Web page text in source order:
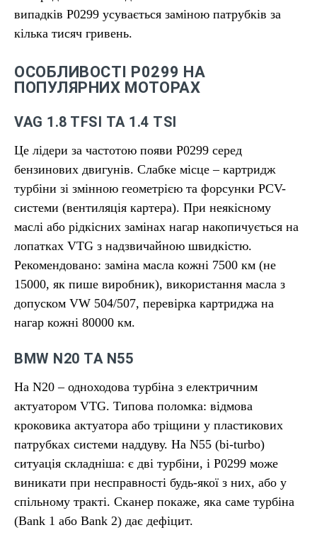
випадків P0299 усувається заміною патрубків за
кілька тисяч гривень.
ОСОБЛИВОСТІ P0299 НА
ПОПУЛЯРНИХ МОТОРАХ
VAG 1.8 TFSI ТА 1.4 TSI
Це лідери за частотою появи P0299 серед
бензинових двигунів. Слабке місце – картридж
турбіни зі змінною геометрією та форсунки PCV-
системи (вентиляція картера). При неякісному
маслі або рідкісних замінах нагар накопичується на
лопатках VTG з надзвичайною швидкістю.
Рекомендовано: заміна масла кожні 7500 км (не
15000, як пише виробник), використання масла з
допуском VW 504/507, перевірка картриджа на
нагар кожні 80000 км.
BMW N20 ТА N55
На N20 – одноходова турбіна з електричним
актуатором VTG. Типова поломка: відмова
кроковика актуатора або тріщини у пластикових
патрубках системи наддуву. На N55 (bi-turbo)
ситуація складніша: є дві турбіни, і P0299 може
виникати при несправності будь-якої з них, або у
спільному тракті. Сканер покаже, яка саме турбіна
(Bank 1 або Bank 2) дає дефіцит.